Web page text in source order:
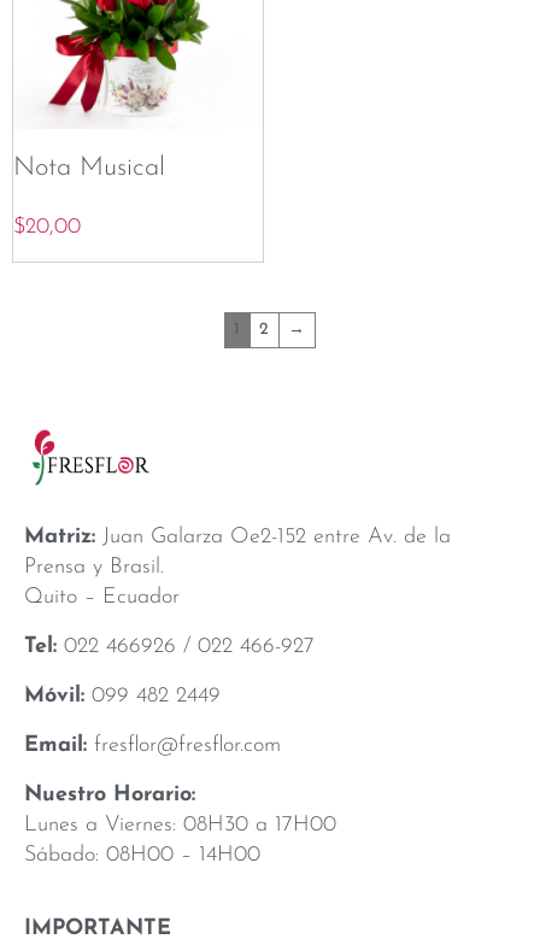
Nota Musical
$20,00
1 2 →
Matriz: Juan Galarza Oe2-152 entre Av. de la
Prensa y Brasil.
Quito – Ecuador
Tel: 022 466926 / 022 466-927
Móvil: 099 482 2449
Email: fresflor@fresflor.com
Nuestro Horario:
Lunes a Viernes: 08H30 a 17H00
Sábado: 08H00 – 14H00
IMPORTANTE